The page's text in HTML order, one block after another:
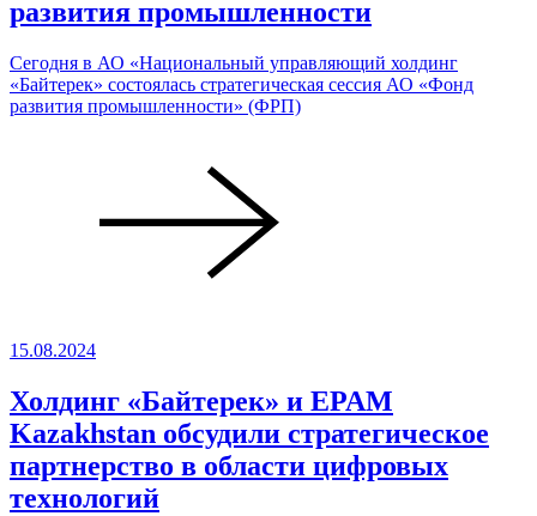
развития промышленности
Сегодня в АО «Национальный управляющий холдинг
«Байтерек» состоялась стратегическая сессия АО «Фонд
развития промышленности» (ФРП)
15.08.2024
Холдинг «Байтерек» и EPAM
Kazakhstan обсудили стратегическое
партнерство в области цифровых
технологий